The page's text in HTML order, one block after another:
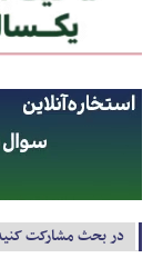
در بحث مشارکت